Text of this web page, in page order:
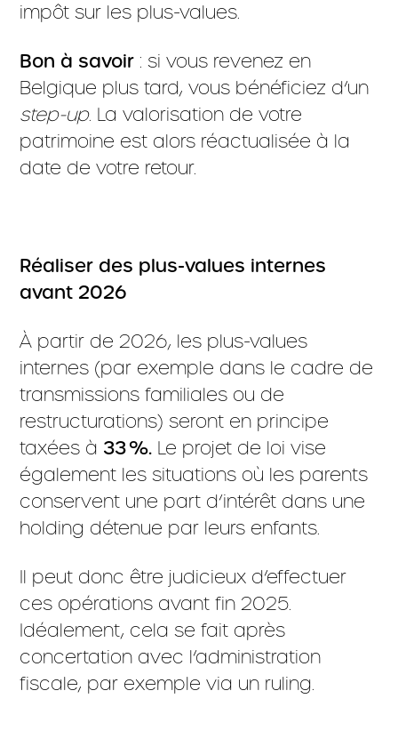
impôt sur les plus-values.
Bon à savoir : si vous revenez en
Belgique plus tard, vous bénéficiez d’un
step-up. La valorisation de votre
patrimoine est alors réactualisée à la
date de votre retour.
Réaliser des plus-values internes
avant 2026
À partir de 2026, les plus-values
internes (par exemple dans le cadre de
transmissions familiales ou de
restructurations) seront en principe
taxées à 33 %. Le projet de loi vise
également les situations où les parents
conservent une part d’intérêt dans une
holding détenue par leurs enfants.
Il peut donc être judicieux d’effectuer
ces opérations avant fin 2025.
Idéalement, cela se fait après
concertation avec l’administration
fiscale, par exemple via un ruling.